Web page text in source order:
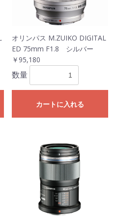
オリンパス M.ZUIKO DIGITAL
ED 75mm F1.8 シルバー
￥95,180
数量
カートに入れる